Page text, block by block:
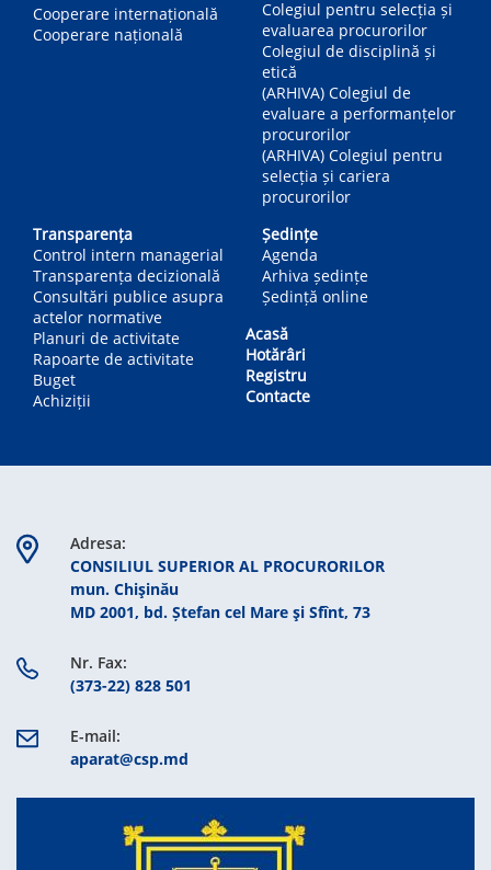
Cooperare internațională
Cooperare națională
Colegiul pentru selecția și
evaluarea procurorilor
Colegiul de disciplină și
etică
(ARHIVA) Colegiul de
evaluare a performanțelor
procurorilor
(ARHIVA) Colegiul pentru
selecția și cariera
procurorilor
Transparența
Control intern managerial
Transparența decizională
Consultări publice asupra
actelor normative
Planuri de activitate
Rapoarte de activitate
Buget
Achiziții
Ședințe
Agenda
Arhiva ședințe
Ședință online
Acasă
Hotărâri
Registru
Contacte
Adresa:
CONSILIUL SUPERIOR AL PROCURORILOR
mun. Chişinău
MD 2001, bd. Ștefan cel Mare şi Sfînt, 73
Nr. Fax:
(373-22) 828 501
E-mail:
aparat@csp.md